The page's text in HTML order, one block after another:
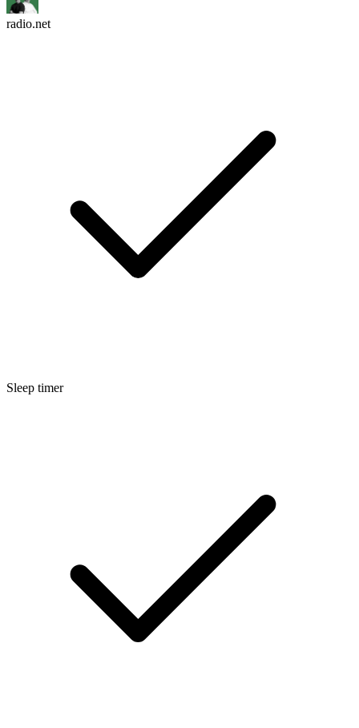
radio.net
Sleep timer